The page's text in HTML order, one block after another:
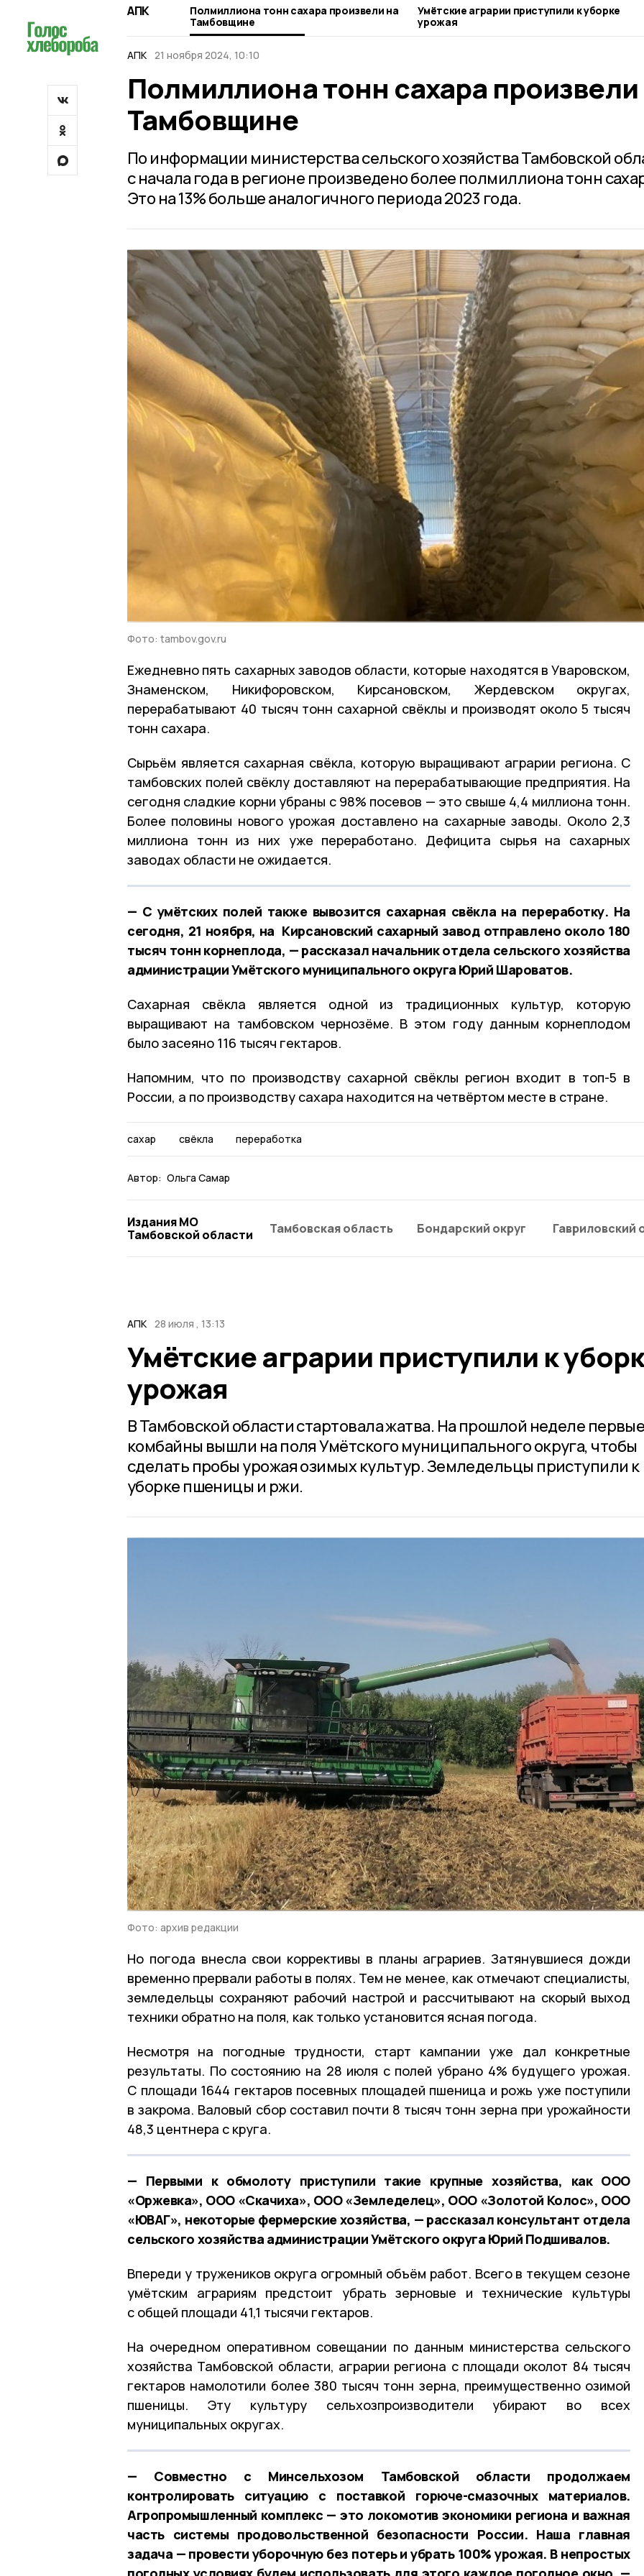
АПК
Полмиллиона тонн сахара произвели на
Тамбовщине
Умётские аграрии приступили к уборке
урожая
АПК 21 ноября 2024, 10:10
Полмиллиона тонн сахара произвели
Тамбовщине
По информации министерства сельского хозяйства Тамбовской
с начала года в регионе произведено более полмиллиона тонн
Это на 13% больше аналогичного периода 2023 года.
Фото: tambov.gov.ru
Ежедневно пять сахарных заводов области, которые находятся в Уваровском,
Знаменском, Никифоровском, Кирсановском, Жердевском округах,
перерабатывают 40 тысяч тонн сахарной свёклы и производят около 5 тысяч
тонн сахара.
Сырьём является сахарная свёкла, которую выращивают аграрии региона. С
тамбовских полей свёклу доставляют на перерабатывающие предприятия. На
сегодня сладкие корни убраны с 98% посевов — это свыше 4,4 миллиона тонн.
Более половины нового урожая доставлено на сахарные заводы. Около 2,3
миллиона тонн из них уже переработано. Дефицита сырья на сахарных
заводах области не ожидается.
— С умётских полей также вывозится сахарная свёкла на переработку. На
сегодня, 21 ноября, на Кирсановский сахарный завод отправлено около 180
тысяч тонн корнеплода, — рассказал начальник отдела сельского хозяйства
администрации Умётского муниципального округа Юрий Шароватов.
Сахарная свёкла является одной из традиционных культур, которую
выращивают на тамбовском чернозёме. В этом году данным корнеплодом
было засеяно 116 тысяч гектаров.
Напомним, что по производству сахарной свёклы регион входит в топ-5 в
России, а по производству сахара находится на четвёртом месте в стране.
сахар свёкла переработка
Автор: Ольга Самар
Издания МО
Тамбовской области
Тамбовская область Бондарский округ Гавриловский
АПК 28 июля , 13:13
Умётские аграрии приступили к
урожая
В Тамбовской области стартовала жатва. На прошлой неделе
комбайны вышли на поля Умётского муниципального округа, чтобы
сделать пробы урожая озимых культур. Земледельцы приступили к
уборке пшеницы и ржи.
Фото: архив редакции
Но погода внесла свои коррективы в планы аграриев. Затянувшиеся дожди
временно прервали работы в полях. Тем не менее, как отмечают специалисты,
земледельцы сохраняют рабочий настрой и рассчитывают на скорый выход
техники обратно на поля, как только установится ясная погода.
Несмотря на погодные трудности, старт кампании уже дал конкретные
результаты. По состоянию на 28 июля с полей убрано 4% будущего урожая.
С площади 1644 гектаров посевных площадей пшеница и рожь уже поступили
в закрома. Валовый сбор составил почти 8 тысяч тонн зерна при урожайности
48,3 центнера с круга.
— Первыми к обмолоту приступили такие крупные хозяйства, как ООО
«Оржевка», ООО «Скачиха», ООО «Земледелец», ООО «Золотой Колос», ООО
«ЮВАГ», некоторые фермерские хозяйства, — рассказал консультант отдела
сельского хозяйства администрации Умётского округа Юрий Подшивалов.
Впереди у тружеников округа огромный объём работ. Всего в текущем сезоне
умётским аграриям предстоит убрать зерновые и технические культуры
с общей площади 41,1 тысячи гектаров.
На очередном оперативном совещании по данным министерства сельского
хозяйства Тамбовской области, аграрии региона с площади околот 84 тысяч
гектаров намолотили более 380 тысяч тонн зерна, преимущественно озимой
пшеницы. Эту культуру сельхозпроизводители убирают во всех
муниципальных округах.
— Совместно с Минсельхозом Тамбовской области продолжаем
контролировать ситуацию с поставкой горюче-смазочных материалов.
Агропромышленный комплекс — это локомотив экономики региона и важная
часть системы продовольственной безопасности России. Наша главная
задача — провести уборочную без потерь и убрать 100% урожая. В непростых